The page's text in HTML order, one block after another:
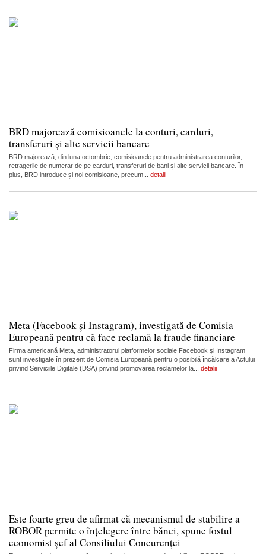
BRD majorează comisioanele la conturi, carduri,
transferuri și alte servicii bancare
BRD majorează, din luna octombrie, comisioanele pentru administrarea conturilor,
retragerile de numerar de pe carduri, transferuri de bani și alte servicii bancare. În
plus, BRD introduce și noi comisioane, precum... detalii
Meta (Facebook și Instagram), investigată de Comisia
Europeană pentru că face reclamă la fraude financiare
Firma americană Meta, administratorul platformelor sociale Facebook și Instagram
sunt investigate în prezent de Comisia Europeană pentru o posibilă încălcare a Actului
privind Serviciile Digitale (DSA) privind promovarea reclamelor la... detalii
Este foarte greu de afirmat că mecanismul de stabilire a
ROBOR permite o înțelegere între bănci, spune fostul
economist șef al Consiliului Concurenței